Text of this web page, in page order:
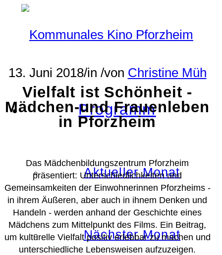
Programm
Aktueller Monat
Nächster Monat
13. Juni 2018/in /von Christine Müh
Vielfalt ist Schönheit -
Mädchen-und Frauenleben
in Pforzheim
Das Mädchenbildungszentrum Pforzheim
präsentiert: Unterschiedlichkeiten und
Gemeinsamkeiten der Einwohnerinnen Pforzheims -
in ihrem Äußeren, aber auch in ihnem Denken und
Handeln - werden anhand der Geschichte eines
Mädchens zum Mittelpunkt des Films. Ein Beitrag,
um kulturelle Vielfalt positiv erlebbar zu machen und
unterschiedliche Lebensweisen aufzuzeigen.